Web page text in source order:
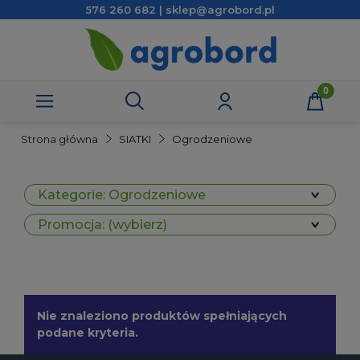
576 260 682 | sklep@agrobord.pl
Strona główna SIATKI Ogrodzeniowe
Kategorie: Ogrodzeniowe
Promocja: (wybierz)
Nie znaleziono produktów spełniających
podane kryteria.